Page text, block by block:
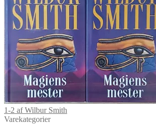
1-2 af Wilbur Smith
Varekategorier